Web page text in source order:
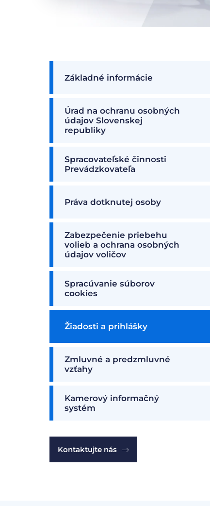
Základné informácie
Úrad na ochranu osobných
údajov Slovenskej
republiky
Spracovateľské činnosti
Prevádzkovateľa
Práva dotknutej osoby
Zabezpečenie priebehu
volieb a ochrana osobných
údajov voličov
Spracúvanie súborov
cookies
Žiadosti a prihlášky
Zmluvné a predzmluvné
vzťahy
Kamerový informačný
systém
Kontaktujte nás